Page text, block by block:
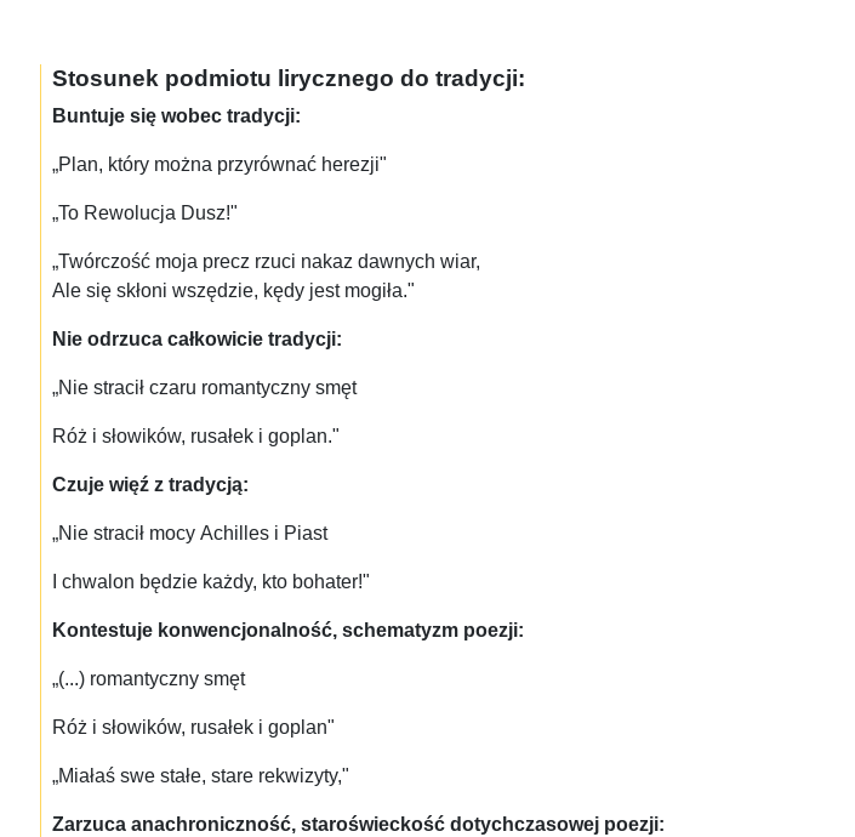
Stosunek podmiotu lirycznego do tradycji:
Buntuje się wobec tradycji:
„Plan, który można przyrównać herezji"
„To Rewolucja Dusz!"
„Twórczość moja precz rzuci nakaz dawnych wiar,
Ale się skłoni wszędzie, kędy jest mogiła."
Nie odrzuca całkowicie tradycji:
„Nie stracił czaru romantyczny smęt
Róż i słowików, rusałek i goplan."
Czuje więź z tradycją:
„Nie stracił mocy Achilles i Piast
I chwalon będzie każdy, kto bohater!"
Kontestuje konwencjonalność, schematyzm poezji:
„(...) romantyczny smęt
Róż i słowików, rusałek i goplan"
„Miałaś swe stałe, stare rekwizyty,"
Zarzuca anachroniczność, staroświeckość dotychczasowej poezji: